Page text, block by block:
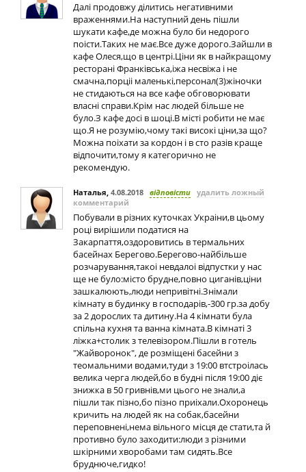
Далі продовжу ділитись негативними
враженнями.На наступний день пішли
шукати кафе,де можна було би недорого
поісти.Таких не має.Все дуже дорого.Зайшли в
кафе Олеся,що в центрі.Ціни як в найкращому
ресторані Франківська,іжа несвіжа і не
смачна,порціі маленькі,персонал(3)жіночки
не стидаються на все кафе обговорювати
власні справи.Крім нас людей більше не
було.З кафе досі в шоці.В місті робити не має
що.Я не розумію,чому такі високі ціни,за що?
Можна поіхати за кордон і в сто разів краще
відпочити,тому я категорично не
рекомендую.
Наталья, 4.08.2018 відповісти удалить ложный
комментарий
Побували в різних куточках Украіни,в цьому
році вирішили податися на
Закарпаття,оздоровитись в термальних
басейнах Берегово.Берегово-найбільше
розчарування,такоі невдалоі відпустки у нас
ще не було:місто брудне,повно циганів,ціни
зашкалюють,люди непривітні.Знімали
кімнату в будинку в господарів,-300 гр.за добу
за 2 дорослих та дитину.На 4 кімнати була
спільна кухня та ванна кімната.В кімнаті 3
ліжка+столик з телевізором.Пішли в готель
"Жайворонок", де розміщені басейни з
теомальними водами,туди з 19:00 втстроілась
велика черга людей,бо в будні після 19:00 діє
знижка в 50 гривнів,ми цього не знали,а
пішли так пізно,бо пізно приіхали.Охоронець
кричить на людей як на собак,басейни
переповнені,нема вільного місця де стати,та й
противно було заходити:люди з різними
шкірними хворобами там сидять.Все
бруднюче,гидко!